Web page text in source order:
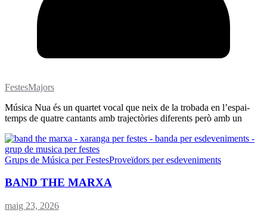
FestesMajors
Música Nua és un quartet vocal que neix de la trobada en l’espai-
temps de quatre cantants amb trajectòries diferents però amb un
Grups de Música per FestesProveïdors per esdeveniments
BAND THE MARXA
maig 23, 2026